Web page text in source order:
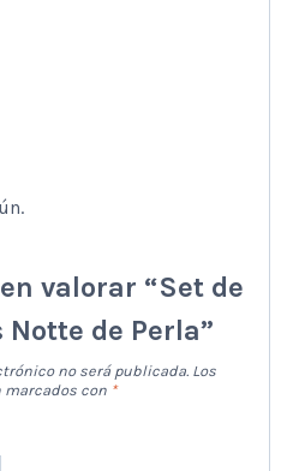
valorar “Set de
de Perla”
no será publicada. Los
con *